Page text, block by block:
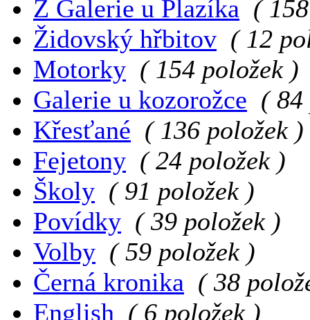
Z Galerie u Plazíka (
Židovský hřbitov ( 12
Motorky ( 154 položek )
Galerie u kozorožce ( 84
Křesťané ( 136 položek )
Fejetony ( 24 položek )
Školy ( 91 položek )
Povídky ( 39 položek )
Volby ( 59 položek )
Černá kronika ( 38
English ( 6 položek )